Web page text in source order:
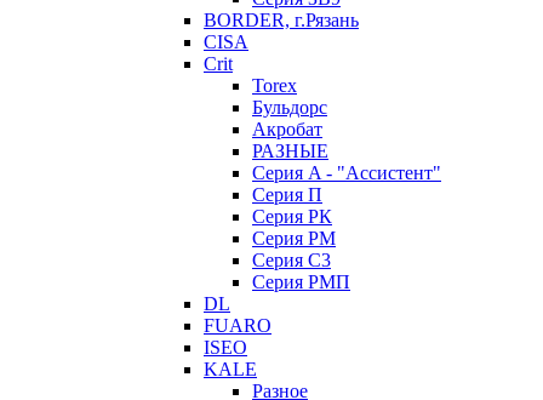
BORDER, г.Рязань
CISA
Crit
Torex
Бульдорс
Акробат
РАЗНЫЕ
Серия A - "Ассистент"
Серия П
Серия РК
Серия РМ
Серия С3
Серия РМП
DL
FUARO
ISEO
KALE
Разное